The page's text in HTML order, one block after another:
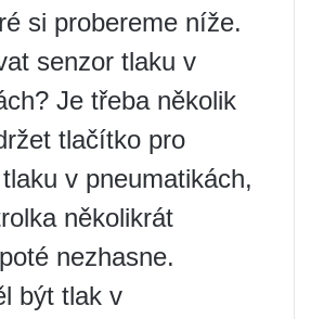
si probereme níže.
senzor tlaku v
Je třeba několik
tlačítko pro
v pneumatikách,
několikrát
nezhasne.
být tlak v